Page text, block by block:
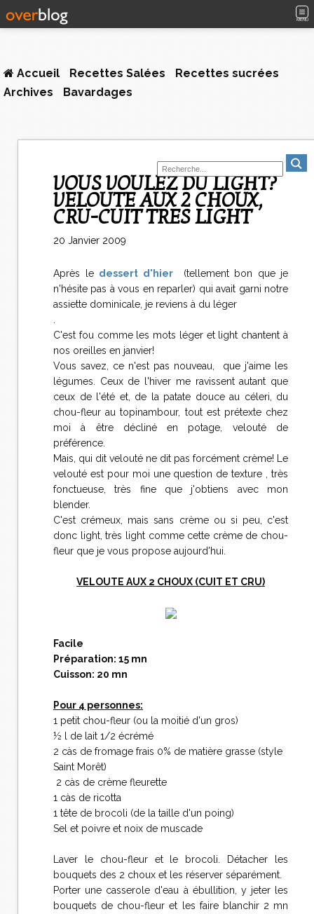
MENU
Accueil Recettes Salées
Recettes sucrées
Archives
Bavardages
VOUS VOULEZ DU LIGHT?
VELOUTE AUX 2 CHOUX,
CRU-CUIT TRES LIGHT
20 Janvier 2009
Après le dessert d'hier(tellement bon que je
n'hésite pas à vous en reparler) qui avait garni notre
assiette dominicale, je reviens à du léger
C'est fou comme les mots léger et light chantent à
nos oreilles en janvier!
Vous savez, ce n'est pas nouveau, que j'aime les
légumes. Ceux de l'hiver me ravissent autant que
ceux de l'été et, de la patate douce au céleri, du
chou-fleur au topinambour, tout est prétexte chez
moi à être décliné en potage, velouté de
préférence.
Mais, qui dit velouté ne dit pas forcément crème! Le
velouté est pour moi une question de texture , très
fonctueuse, très fine que j'obtiens avec mon
blender.
C'est crémeux, mais sans crème ou si peu, c'est
donc light, très light comme cette crème de chou-
fleur que je vous propose aujourd'hui.
VELOUTE AUX 2 CHOUX (CUIT ET CRU)
Facile
Préparation: 15 mn
Cuisson: 20 mn
Pour 4 personnes:
1 petit chou-fleur (ou la moitié d'un gros)
½ l de lait 1/2 écrémé
2 càs de fromage frais 0% de matière grasse (style
Saint Morêt)
2 càs de crème fleurette
1 càs de ricotta
1 tête de brocoli (de la taille d'un poing)
Sel et poivre et noix de muscade
Laver le chou-fleur et le brocoli. Détacher les
bouquets des 2 choux et les réserver séparément.
Porter une casserole d'eau à ébullition, y jeter les
bouquets de chou-fleur et les faire blanchir 2 mn